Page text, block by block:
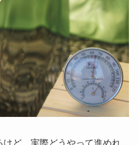
けど、実際どうやって進めれ